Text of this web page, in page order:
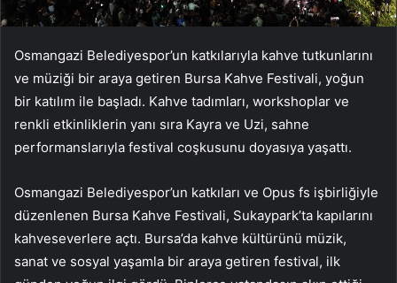
Osmangazi Belediyespor’un katkılarıyla kahve tutkunlarını
ve müziği bir araya getiren Bursa Kahve Festivali, yoğun
bir katılım ile başladı. Kahve tadımları, workshoplar ve
renkli etkinliklerin yanı sıra Kayra ve Uzi, sahne
performanslarıyla festival coşkusunu doyasıya yaşattı.
Osmangazi Belediyespor’un katkıları ve Opus fs işbirliğiyle
düzenlenen Bursa Kahve Festivali, Sukaypark’ta kapılarını
kahveseverlere açtı. Bursa’da kahve kültürünü müzik,
sanat ve sosyal yaşamla bir araya getiren festival, ilk